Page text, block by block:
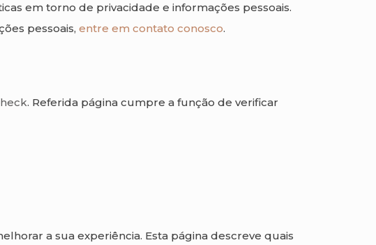
em torno de privacidade e informações pessoais.
pessoais, entre em contato conosco.
. Referida página cumpre a função de verificar
a sua experiência. Esta página descreve quais